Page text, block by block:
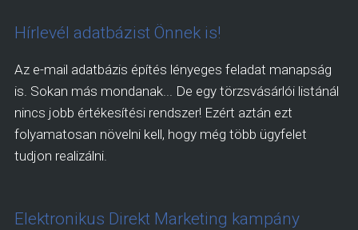
Hírlevél adatbázist Önnek is!
Az e-mail adatbázis építés lényeges feladat manapság
is. Sokan más mondanak... De egy törzsvásárlói listánál
nincs jobb értékesítési rendszer! Ezért aztán ezt
folyamatosan növelni kell, hogy még több ügyfelet
tudjon realizálni.
Elektronikus Direkt Marketing kampány